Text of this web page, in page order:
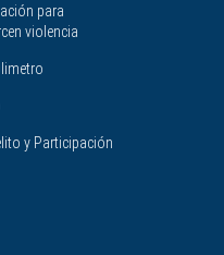
para
violencia
y Participación